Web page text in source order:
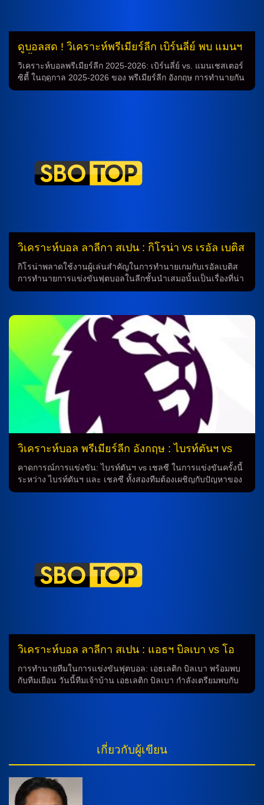
ดูบอลสด ! วิเคราะห์พรีเมียร์ลีก เบิร์นลี่ย์ พบ แมนฯ
ซิตี้ 22 เม.ย.69
วิเคราะห์บอลพรีเมียร์ลีก 2025-2026: เบิร์นลี่ย์ vs. แมนเชสเตอร์
ซิตี้ ในฤดูกาล 2025-2026 ของ พรีเมียร์ลีก อังกฤษ การทำนายกัน
ว่าเกมระหว่างทีมเบิร์นลี่ย์ และ แมนเชสเตอร์ ซิตี้ จะเป็นเกมที่น่า
แข็งแกร่งของทั้งสองทีม ทำให้เกมนี้เต็มไปด้วยความตื่นเต้นและ
สนุกสนาน วิเคราะห์ฟุตบอล การทำนายว่าเมื่อเบิร์นลี่ย์ ทีมรอง
อันดับสุดท้าย และ แมนเชสเตอร์ ซิตี้ ทีมอันดับด้านบนแข็งแกร่ง
ได้พบกับการแข่งขันระหว่างทั้งสองทีมที่จะเตะกันอย่างดุเดือด ซึ่ง
เป็นการเตะเกมที่สำคัญของทั้งสองทีมในฤดูกาลนี้ สรุป การ
ฤดูกาล 2025-2026 […]
วิเคราะห์บอล ลาลีกา สเปน : กิโรน่า vs เรอัล เบติส
กิโรน่าพลาดใช้งานผู้เล่นสำคัญในการทำนายเกมกับเรอัลเบติส
การทำนายการแข่งขันฟุตบอลในลีกชั้นนำเสมอนั้นเป็นเรื่องที่น่า
ตื่นเต้น โดยเกมครั้งนี้ระหว่าง กิโรน่า และ เรอัลเบติส ก็เป็นหนึ่ง
งาน เจ้าบ้าน กิโรน่า จะต้องเผชิญกับปัญหาที่ผู้เล่นสำคัญหลาย
คนจะพลาดการแข่งขัน รวมถึง มาร์ก-อังเดร แทร์ สเตเก้น และ
มาร์ติน ฆวน การ์ลอส ซึ่งมีปัญหาอาการบาดเจ็บ ในขณะที่ ดอนนี่
ฟาน เดอ เบค, ริการ์ด อาร์เตโร่, คริสเตียน ปอร์ตู และ วลาดีสลา
ฟ วาน๊าต ก็มีปัญหาเดียวกัน ระบบทีมที่คาดการณ์ โดยทีมเจ้าบ้าน
จะนำระบบ 4-2-3-1 ออกมาในเกมนี้ โดยเลือกใช้งาน เคลาดิโอ
ชาแวร์รี่ สู่สนามหน้า ซึ่งจะเป็นประเด็นที่ต้องสังเกตให้ดี เรอัลเบ
ติสต้องเช็คความฟิต จากฝั่งเยือน เรอัลเบติส จะต้องให้ความ
สำคัญกับความฟิตของ อิสโก้, จูเนียร์ ฟีร์โป และ อังเคล ออร์ติซ
ซึ่งเป็นแนวหน้าสำคัญ ในขณะที่ อันโตนี่ […]
วิเคราะห์บอล พรีเมียร์ลีก อังกฤษ : ไบรท์ตันฯ vs
คาดการณ์การแข่งขัน: ไบรท์ตันฯ vs เชลซี ในการแข่งขันครั้งนี้
ระหว่าง ไบรท์ตันฯ และ เชลซี ทั้งสองทีมต้องเผชิญกับปัญหาของ
นักเตะที่บาดเจ็บ ทั้ง ดิเอโก้ โกเมซ และ คาโอรุ มิโตมะ จะต้องมี
ของนักเตะที่จะขาดการเล่น ได้แก่ เจมส์ มิลเนอร์ และ สเตฟาน
อส ซิมาส ที่กำลังเจ็บตามลำดับ ทีมเยือน: เชลซี สำหรับทีมเยือน
เชลซี จะต้องเผชิญกับปัญหานักเตะที่บาดเจ็บเช่นกัน ทั้ง ฟิลิป ยอร์
วิเคราะห์บอล ลาลีกา สเปน : แอธฯ บิลเบา vs โอ
ซาซูน่า
การทำนายทีมในการแข่งขันฟุตบอล: เอธเลติก บิลเบา พร้อมพบ
กับทีมเยือน วันนี้ทีมเจ้าบ้าน เอธเลติก บิลเบา กำลังเตรียมพบกับ
ทีมเยือนในการแข่งขันฟุตบอล ทำนายว่าเป็นเกมที่มีความสำคัญ
ซานเค็ต รับหน้าที่เป็นตัวปั้นเกม ซึ่งเป็นทีมที่มีความเชี่ยวชาญใน
การโต้เถียงและโจมตี ในทางกลับกัน ทีมเยือนจะมีการจัดทัพใน
ทีมที่มีความแข็งแกร่งในการป้องกันและโต้เถียง นักเตะที่ขาดใน
การแข่งขัน ในการแข่งขันนี้ทั้งสองทีมจะต้องเผชิญกับการขาด
เกี่ยวกับผู้เขียน